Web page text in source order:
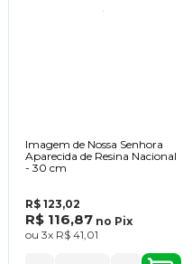
Imagem de Nossa Senhora
Aparecida de Resina Nacional
- 30 cm
R$ 123,02
R$ 116,87 no Pix
ou 3x R$ 41,01